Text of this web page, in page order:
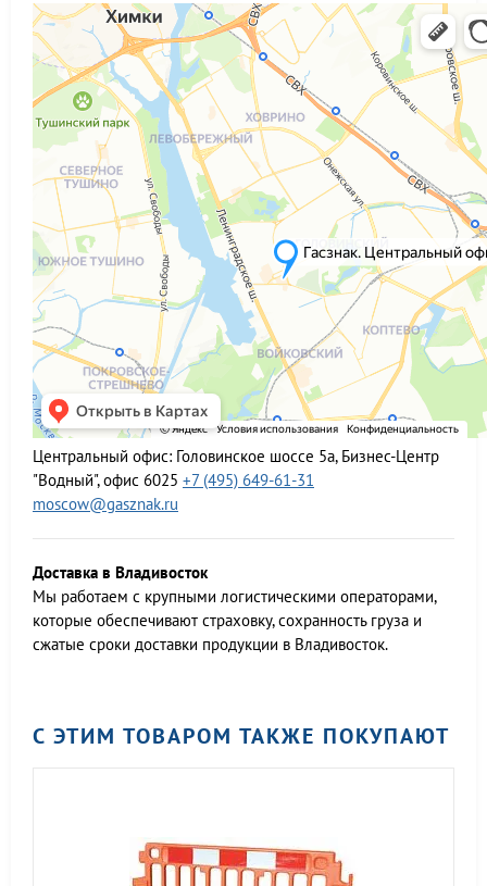
Центральный офис: Головинское шоссе 5а, Бизнес-Центр
"Водный", офис 6025 +7 (495) 649-61-31
moscow@gasznak.ru
Доставка в Владивосток
Мы работаем c крупными логистическими операторами,
которые обеспечивают страховку, сохранность груза и
сжатые сроки доставки продукции в Владивосток.
С ЭТИМ ТОВАРОМ ТАКЖЕ ПОКУПАЮТ